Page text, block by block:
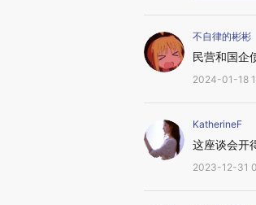
不自律的彬彬
民营和国企
2024-01-18
KatherineF
这座谈会开
2023-12-31